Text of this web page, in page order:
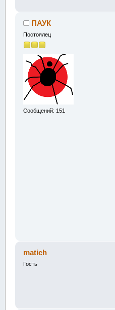
ПАУК
Постоялец
Сообщений: 151
matich
Гость